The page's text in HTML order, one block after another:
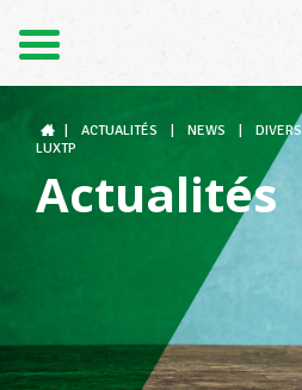
DE
Le LCGB
Structures syndicales
ACTUALITÉS NEWS DIVERS
LUXTP
Actualités